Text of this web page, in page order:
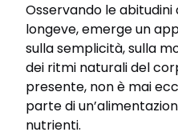
Osservando le
longeve, emerge un
sulla semplicità, sulla
dei ritmi naturali del
presente, non è mai
parte di
nutrienti.